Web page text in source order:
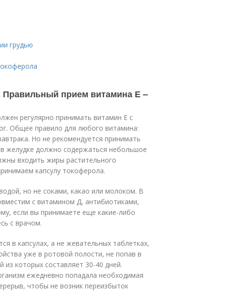
грудью
Правильный прием витамина Е –
регулярно принимать витамин Е с
Общее правило для любого витамина:
Но не рекомендуется принимать
желудке должно содержаться небольшое
входить жиры растительного
капсулу токоферола.
но не соками, какао или молоком. В
с витамином Д, антибиотиками,
если вы принимаете еще какие-либо
с врачом.
в капсулах, а не жевательных таблетках,
уже в ротовой полости, не попав в
которых составляет 30-40 дней.
ежедневно попадала необходимая
чтобы не возник переизбыток